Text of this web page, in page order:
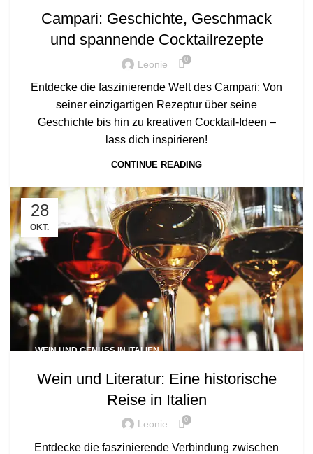
Campari: Geschichte, Geschmack
und spannende Cocktailrezepte
Leonie 0
Entdecke die faszinierende Welt des Campari: Von
seiner einzigartigen Rezeptur über seine
Geschichte bis hin zu kreativen Cocktail-Ideen –
lass dich inspirieren!
CONTINUE READING
28
OKT.
WEIN UND GENUSS IN ITALIEN
Wein und Literatur: Eine historische
Reise in Italien
Leonie 0
Entdecke die faszinierende Verbindung zwischen